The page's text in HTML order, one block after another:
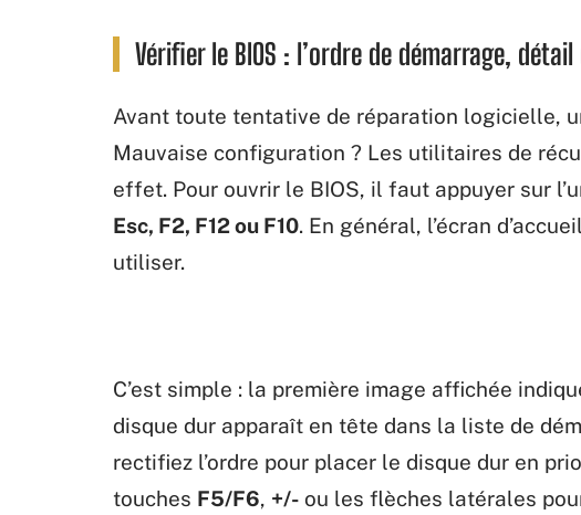
Vérifier le BIOS : l’ordre de démarrage,
Avant toute tentative de réparation logicielle,
Mauvaise configuration ? Les utilitaires de
effet. Pour ouvrir le BIOS, il faut appuyer sur
Esc, F2, F12 ou F10. En général, l’écran
utiliser.
C’est simple : la première image affichée
disque dur apparaît en tête dans la liste de
rectifiez l’ordre pour placer le disque dur en
touches F5/F6, +/- ou les flèches latérales